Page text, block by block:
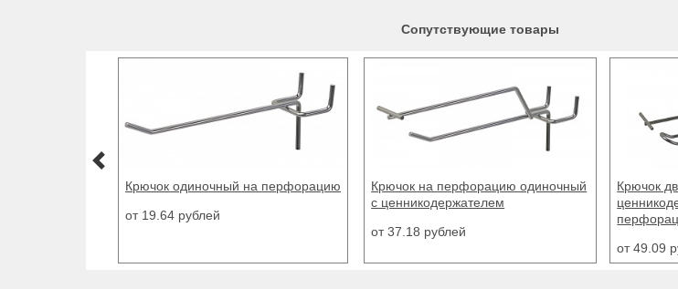
Сопутствующие товары
Крючок на перфорацию одиночный
Крючок двойной с
ценникодержателем на